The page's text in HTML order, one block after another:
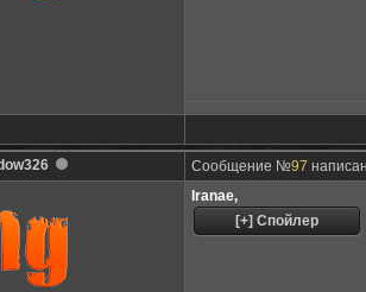
Сообщение №97
Iranae,